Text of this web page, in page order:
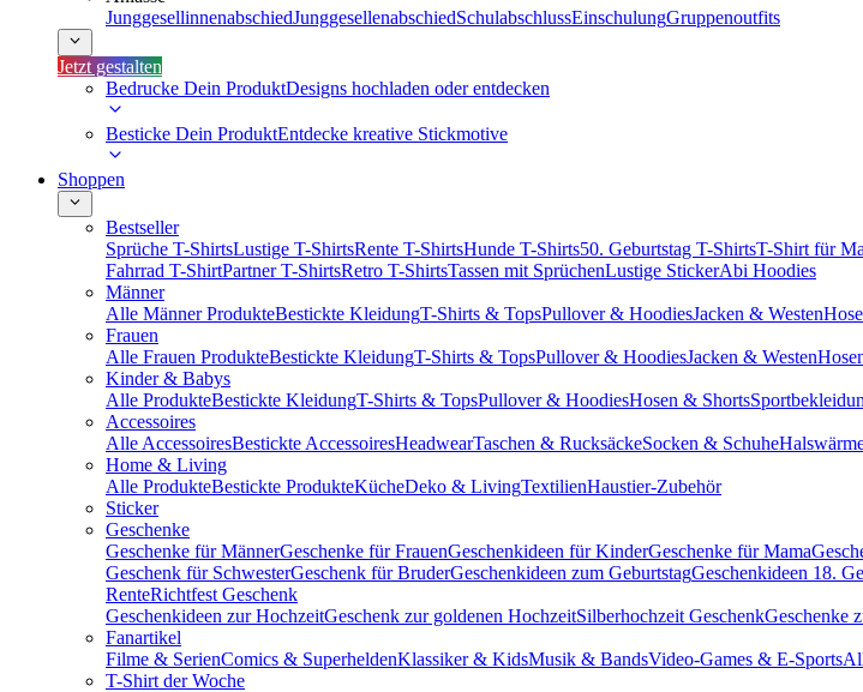
JunggesellinnenabschiedJunggesellenabschiedSchulabschlussEinschulungGruppenoutfits
Jetzt gestalten
Bedrucke Dein ProduktDesigns hochladen oder entdecken
Besticke Dein ProduktEntdecke kreative Stickmotive
Shoppen
Bestseller
Sprüche T-ShirtsLustige T-ShirtsRente T-ShirtsHunde T-Shirts50. Geburtstag T-ShirtsT-Shirt für
Fahrrad T-ShirtPartner T-ShirtsRetro T-ShirtsTassen mit SprüchenLustige StickerAbi Hoodies
Männer
Alle Männer ProdukteBestickte KleidungT-Shirts & TopsPullover & HoodiesJacken & Westen
Frauen
Alle Frauen ProdukteBestickte KleidungT-Shirts & TopsPullover & HoodiesJacken & Westen
Kinder & Babys
Alle ProdukteBestickte KleidungT-Shirts & TopsPullover & HoodiesHosen & Shorts
Accessoires
Alle AccessoiresBestickte AccessoiresHeadwearTaschen & RucksäckeSocken & Schuhe
Home & Living
Alle ProdukteBestickte ProdukteKücheDeko & LivingTextilienHaustier-Zubehör
Sticker
Geschenke
Geschenke für MännerGeschenke für FrauenGeschenkideen für KinderGeschenke für Mama
Geschenk für SchwesterGeschenk für BruderGeschenkideen zum GeburtstagGeschenkideen 18.
RenteRichtfest Geschenk
Geschenkideen zur HochzeitGeschenk zur goldenen HochzeitSilberhochzeit GeschenkGeschenke
Fanartikel
Filme & SerienComics & SuperheldenKlassiker & KidsMusik & BandsVideo-Games & E-Sports
T-Shirt der Woche